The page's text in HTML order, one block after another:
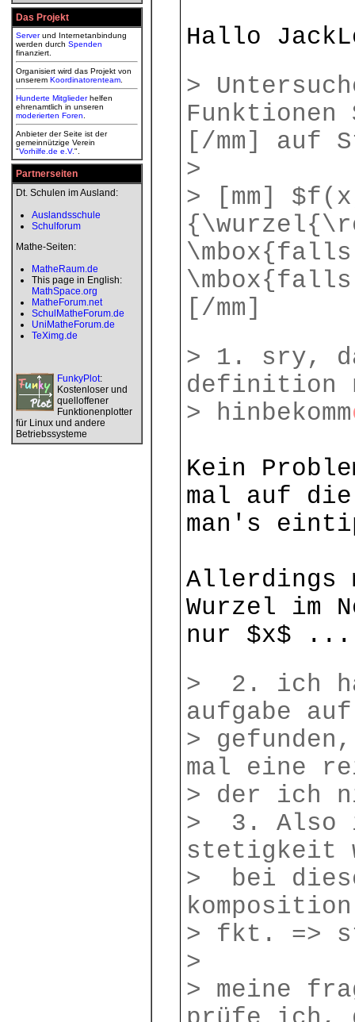
Das Projekt
Serverund Internetanbindung
werden durch Spenden
finanziert.
Organisiert wird das Projekt von
unserem Koordinatorenteam
Hunderte Mitgliederhelfen
ehrenamtlich in unseren
moderierten Foren
Anbieter der Seite ist der
gemeinnützige Verein
"Vorhilfe.de e.V.".
Partnerseiten
Dt. Schulen im Ausland:
Auslandsschule
Schulforum
Mathe-Seiten:
MatheRaum.de
This page in English:
MathSpace.org
MatheForum.net
SchulMatheForum.de
UniMatheForum.de
TeXimg.de
FunkyPlot:
Kostenloser und
quelloffener
Funktionenplotter
für Linux und andere
Betriebssysteme
Hallo
>
[/mm] auf
>
> [mm]
[/mm]
> 1. sry,
definition
> hinbekomm
Kein
mal auf
man's
Allerdings
Wurzel im
nur $x$ ...
> 2. ich
aufgabe
>
mal eine
> der ich
> 3. Also
stetigkeit
> bei
> fkt. =>
>
> meine